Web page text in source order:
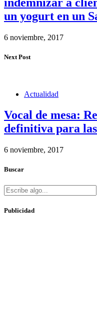
indemnizar a
un yogurt en un
6 noviembre, 2017
Next Post
Actualidad
Vocal de mesa:
definitiva para
6 noviembre, 2017
Buscar
Publicidad